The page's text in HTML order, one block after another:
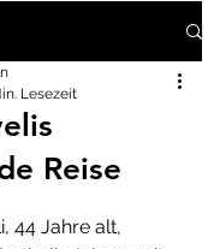
Reise
Lesezeit
Sternen bewertet.
44 Jahre alt,